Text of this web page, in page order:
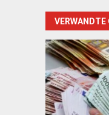
VERWANDTE